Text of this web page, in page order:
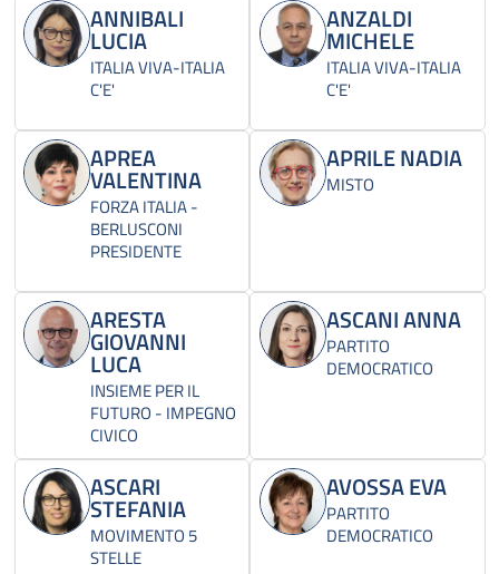
ANNIBALI
LUCIA
ITALIA VIVA-ITALIA
C'E'
ANZALDI
MICHELE
ITALIA VIVA-ITALIA
C'E'
APREA
VALENTINA
FORZA ITALIA -
BERLUSCONI
PRESIDENTE
APRILE NADIA
MISTO
ARESTA
GIOVANNI
LUCA
INSIEME PER IL
FUTURO - IMPEGNO
CIVICO
ASCANI ANNA
PARTITO
DEMOCRATICO
ASCARI
STEFANIA
MOVIMENTO 5
STELLE
AVOSSA EVA
PARTITO
DEMOCRATICO